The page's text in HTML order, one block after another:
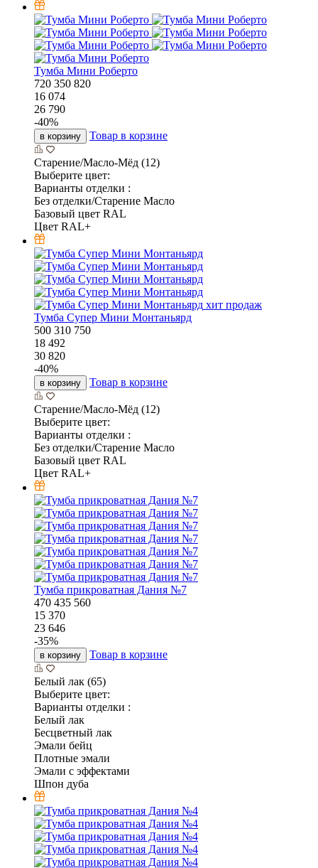
Тумба Мини Роберто
720 350 820
16 074
26 790
-40%
в корзину Товар в корзине
Старение/Масло-Мёд (12)
Выберите цвет:
Варианты отделки :
Без отделки/Старение Масло
Базовый цвет RAL
Цвет RAL+
хит продаж
Тумба Супер Мини Монтаньярд
500 310 750
18 492
30 820
-40%
в корзину Товар в корзине
Старение/Масло-Мёд (12)
Выберите цвет:
Варианты отделки :
Без отделки/Старение Масло
Базовый цвет RAL
Цвет RAL+
Тумба прикроватная Дания №7
470 435 560
15 370
23 646
-35%
в корзину Товар в корзине
Белый лак (65)
Выберите цвет:
Варианты отделки :
Белый лак
Бесцветный лак
Эмали бейц
Плотные эмали
Эмали с эффектами
Шпон дуба